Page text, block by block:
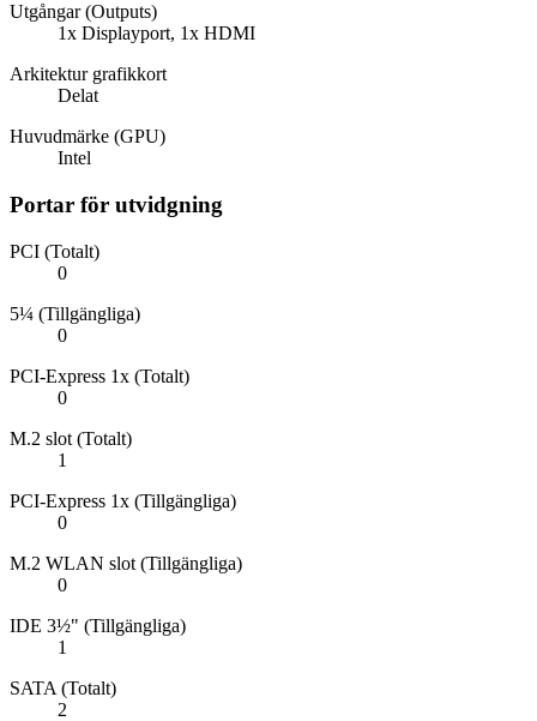
Utgångar (Outputs)
1x Displayport, 1x HDMI
Arkitektur grafikkort
Delat
Huvudmärke (GPU)
Intel
Portar för utvidgning
PCI (Totalt)
0
5¼ (Tillgängliga)
0
PCI-Express 1x (Totalt)
0
M.2 slot (Totalt)
1
PCI-Express 1x (Tillgängliga)
0
M.2 WLAN slot (Tillgängliga)
0
IDE 3½" (Tillgängliga)
1
SATA (Totalt)
2